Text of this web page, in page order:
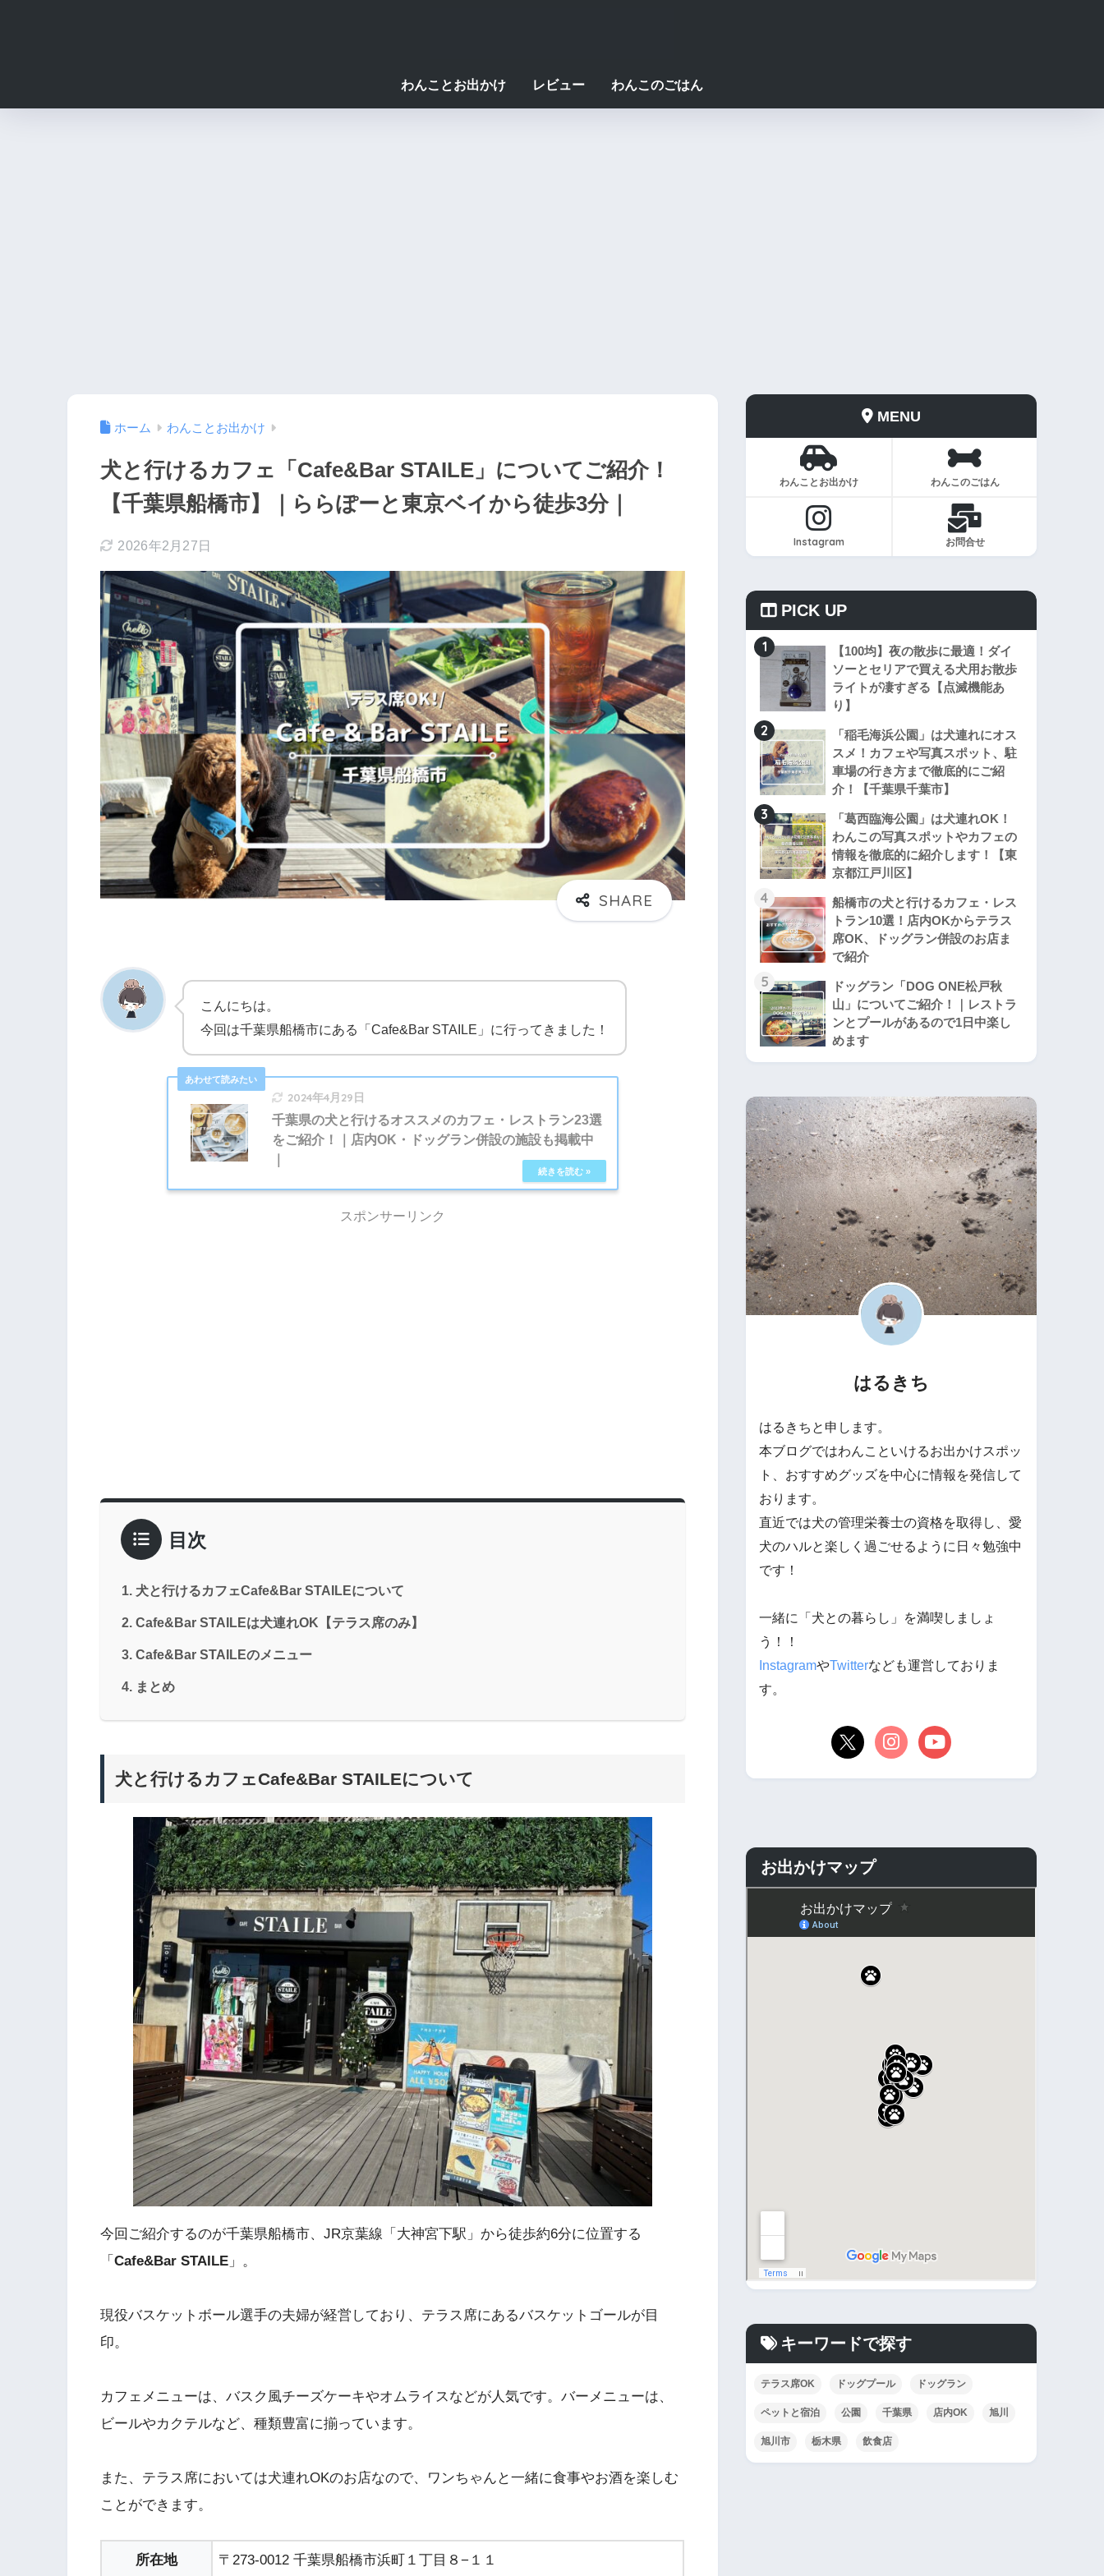
わんことお出かけ レビュー わんこのごはん
ホーム わんことお出かけ
犬と行けるカフェ「Cafe&Bar STAILE」についてご紹介！
【千葉県船橋市】｜ららぽーと東京ベイから徒歩3分｜
2026年2月27日
こんにちは。
今回は千葉県船橋市にある「Cafe&Bar STAILE」に行ってきました！
2024年4月29日
千葉県の犬と行けるオススメのカフェ・レストラン23選
をご紹介！｜店内OK・ドッグラン併設の施設も掲載中
｜
スポンサーリンク
目次
犬と行けるカフェCafe&Bar STAILEについて
Cafe&Bar STAILEは犬連れOK【テラス席のみ】
Cafe&Bar STAILEのメニュー
まとめ
犬と行けるカフェCafe&Bar STAILEについて
今回ご紹介するのが千葉県船橋市、JR京葉線「大神宮下駅」から徒歩約6分に位置する
「 Cafe&Bar STAILE 」。
現役バスケットボール選手の夫婦が経営しており、テラス席にあるバスケットゴールが目
印。
カフェメニューは、バスク風チーズケーキやオムライスなどが人気です。バーメニューは、
ビールやカクテルなど、種類豊富に揃っています。
また、テラス席においては犬連れOKのお店なので、ワンちゃんと一緒に食事やお酒を楽しむ
ことができます。
所在地 〒273-0012 千葉県船橋市浜町１丁目８−１１
MENU
わんことお出かけ わんこのごはん
Instagram お問合せ
PICK UP
1
【100均】夜の散歩に最適！ダイ
ソーとセリアで買える犬用お散歩
ライトが凄すぎる【点滅機能あ
り】
2
「稲毛海浜公園」は犬連れにオス
スメ！カフェや写真スポット、駐
車場の行き方まで徹底的にご紹
介！【千葉県千葉市】
3
「葛西臨海公園」は犬連れOK！
わんこの写真スポットやカフェの
情報を徹底的に紹介します！【東
京都江戸川区】
4
船橋市の犬と行けるカフェ・レス
トラン10選！店内OKからテラス
席OK、ドッグラン併設のお店ま
で紹介
5
ドッグラン「DOG ONE松戸秋
山」についてご紹介！｜レストラ
ンとプールがあるので1日中楽し
めます
はるきち
はるきちと申します。
本ブログではわんこといけるお出かけスポッ
ト、おすすめグッズを中心に情報を発信して
おります。
直近では犬の管理栄養士の資格を取得し、愛
犬のハルと楽しく過ごせるように日々勉強中
です！
一緒に「犬との暮らし」を満喫しましょ
う！！
InstagramやTwitterなども運営しておりま
す。
お出かけマップ
キーワードで探す
テラス席OK ドッグプール ドッグラン
ペットと宿泊 公園 千葉県 店内OK 旭川
旭川市 栃木県 飲食店